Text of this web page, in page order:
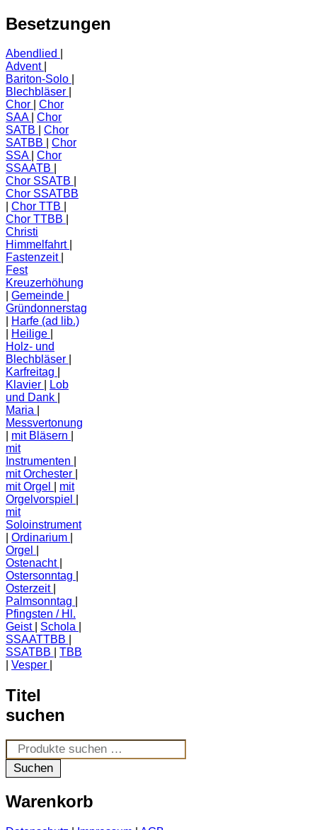
Besetzungen
Abendlied
Advent
Bariton-Solo
Blechbläser
Chor
Chor
SAA
Chor
SATB
Chor
SATBB
Chor
SSA
Chor
SSAATB
Chor SSATB
Chor SSATBB
Chor TTB
Chor TTBB
Christi
Himmelfahrt
Fastenzeit
Fest
Kreuzerhöhung
Gemeinde
Gründonnerstag
Harfe (ad lib.)
Heilige
Holz- und
Blechbläser
Karfreitag
Klavier
Lob
und Dank
Maria
Messvertonung
mit Bläsern
mit
Instrumenten
mit Orchester
mit Orgel
mit
Orgelvorspiel
mit
Soloinstrument
Ordinarium
Orgel
Ostenacht
Ostersonntag
Osterzeit
Palmsonntag
Pfingsten / Hl.
Geist
Schola
SSAATTBB
SSATBB
TBB
Vesper
Titel
suchen
Suchen
nach:
Suchen
Warenkorb